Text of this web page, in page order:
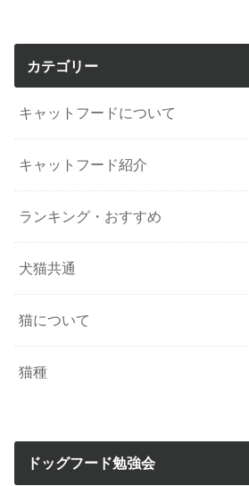
カテゴリー
キャットフードについて
キャットフード紹介
ランキング・おすすめ
犬猫共通
猫について
猫種
ドッグフード勉強会